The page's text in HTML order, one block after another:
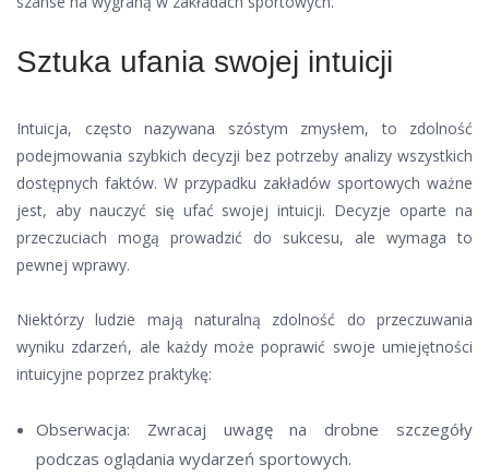
Sztuka ufania swojej intuicji
Intuicja, często nazywana szóstym zmysłem, to zdolność
podejmowania szybkich decyzji bez potrzeby analizy wszystkich
dostępnych faktów. W przypadku zakładów sportowych ważne
jest, aby nauczyć się ufać swojej intuicji. Decyzje oparte na
przeczuciach mogą prowadzić do sukcesu, ale wymaga to
pewnej wprawy.
Niektórzy ludzie mają naturalną zdolność do przeczuwania
wyniku zdarzeń, ale każdy może poprawić swoje umiejętności
intuicyjne poprzez praktykę:
Obserwacja: Zwracaj uwagę na drobne szczegóły
podczas oglądania wydarzeń sportowych.